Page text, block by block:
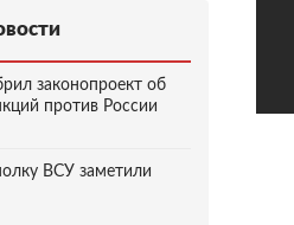
законопроект об
против России
ВСУ заметили